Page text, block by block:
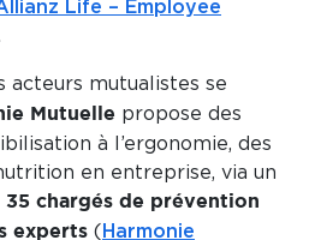
Life – Employee
acteurs mutualistes se
Mutuelle propose des
à l’ergonomie, des
en entreprise, via un
35 chargés de prévention
experts ( Harmonie